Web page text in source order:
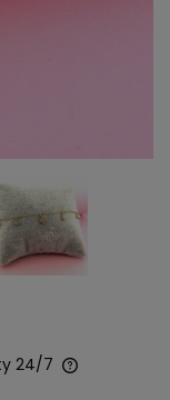
24/7